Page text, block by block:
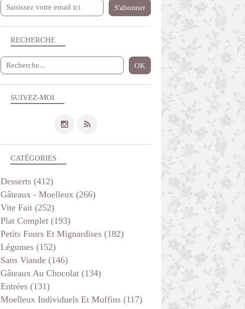
SUIVEZ-MOI
RECHERCHE
CATÉGORIES
Desserts (412)
Gâteaux - Moelleux (266)
Vite Fait (252)
Plat Complet (193)
Petits Fours Et Mignardises (182)
Légumes (152)
Sans Viande (146)
Gâteaux Au Chocolat (134)
Entrées (131)
Moelleux Individuels Et Muffins (117)